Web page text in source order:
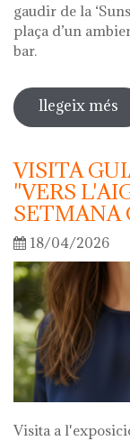
gaudir de la
plaça d’un
bar.
llegeix més
VISITA
"VERS
SETMANA
18/04/2026
Visita a